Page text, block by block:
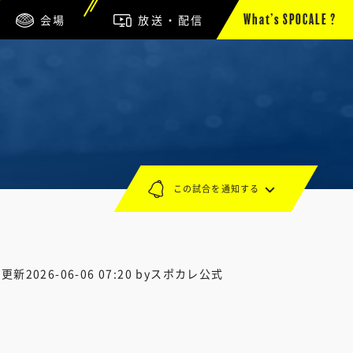
会場 放送・配信 What’s SPOCALE ?
新2026-06-06 07:20 byスポカレ公式
この試合を通知する